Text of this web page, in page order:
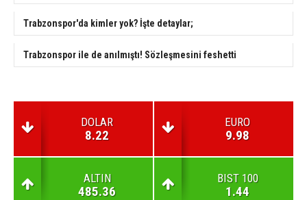
Trabzonspor'da kimler yok? İşte detaylar;
Trabzonspor ile de anılmıştı! Sözleşmesini feshetti
DOLAR
8.22
EURO
9.98
ALTIN
485.36
BIST 100
1.44